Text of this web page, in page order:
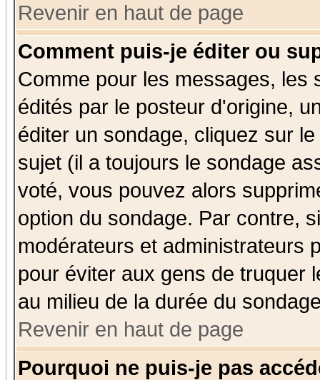
Revenir en haut de page
Comment puis-je éditer ou
Comme pour les messages, les
édités par le posteur d'origine,
éditer un sondage, cliquez sur
sujet (il a toujours le sondage
voté, vous pouvez alors
option du sondage. Par contre,
modérateurs et administrateurs
pour éviter aux gens de truquer
au milieu de la durée du
Revenir en haut de page
Pourquoi ne puis-je pas